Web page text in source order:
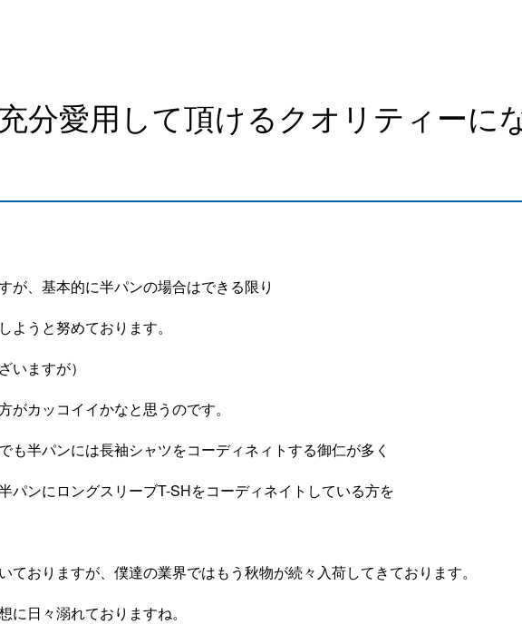
分愛用して頂けるクオリティーに
が、基本的に半パンの場合はできる限り
ようと努めております。
いますが）
がカッコイイかなと思うのです。
も半パンには長袖シャツをコーディネィトする御仁が多く
パンにロングスリーブT-SHをコーディネイトしている方を
ておりますが、僕達の業界ではもう秋物が続々入荷してきております。
に日々溺れておりますね。